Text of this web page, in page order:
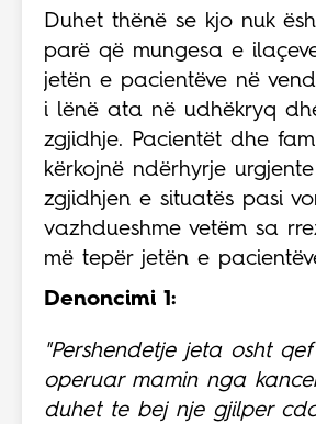
Duhet thënë se kjo nuk
parë që mungesa e
jetën e pacientëve në
i lënë ata në udhëkryq
zgjidhje. Pacientët dhe
kërkojnë ndërhyrje
zgjidhjen e situatës pasi
vazhdueshme vetëm sa
më tepër jetën e
Denoncimi 1:
"Pershendetje jeta osht
operuar mamin nga
duhet te bej nje gjilper